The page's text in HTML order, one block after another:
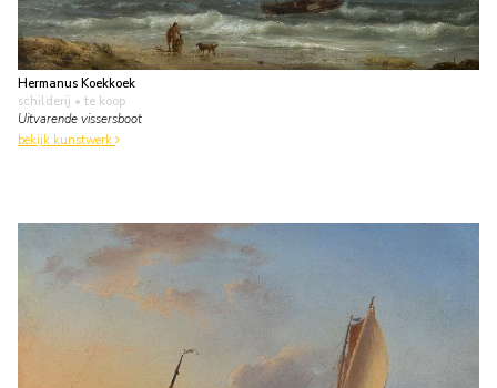
Hermanus Koekkoek
schilderij • te koop
Uitvarende vissersboot
bekijk kunstwerk